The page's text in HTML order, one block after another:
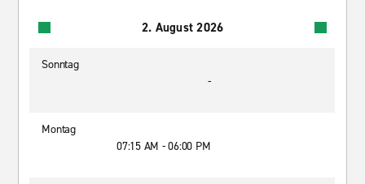
2. August 2026
Sonntag
-
Montag
07:15 AM - 06:00 PM